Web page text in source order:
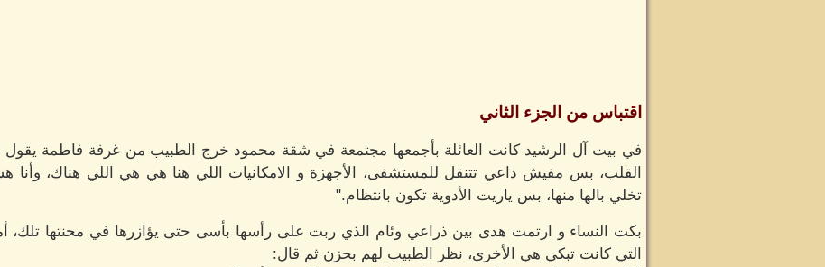
اقتباس من الجزء الثاني
في بيت آل الرشيد كانت العائلة بأجمعها مجتمعة في شقة محمود خرج الطبيب من غرفة فاطمة
القلب، بس مفيش داعي تتنقل للمستشفى، الأجهزة و الامكانيات اللي هنا هي هي اللي هناك،
تخلي بالها منها، بس ياريت الأدوية تكون بانتظام."
بكت النساء و ارتمت هدى بين ذراعي وئام الذي ربت على رأسها بأسى حتى يؤازرها في محنتها تلك،
التي كانت تبكي هي الأخرى، نظر الطبيب لهم بحزن ثم قال: